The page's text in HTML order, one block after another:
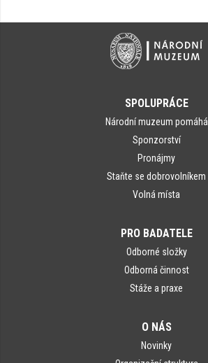
SPOLUPRÁCE
Národní muzeum pomáhá
Sponzorství
Pronájmy
Staňte se dobrovolníkem
Volná místa
PRO BADATELE
Odborné složky
Odborná činnost
Stáže a praxe
O NÁS
Novinky